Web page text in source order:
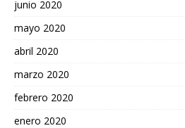
junio 2020
mayo 2020
abril 2020
marzo 2020
febrero 2020
enero 2020